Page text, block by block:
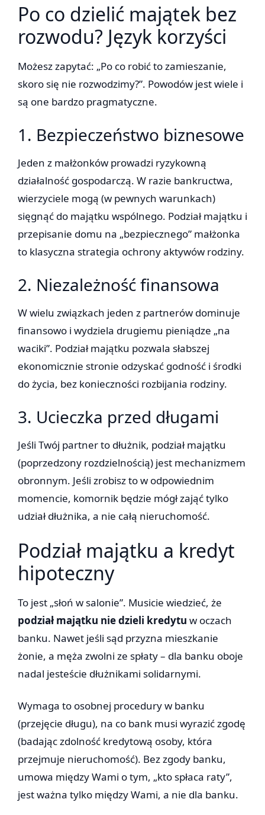
Po co dzielić majątek bez
rozwodu? Język korzyści
Możesz zapytać: „Po co robić to zamieszanie,
skoro się nie rozwodzimy?”. Powodów jest wiele i
są one bardzo pragmatyczne.
1. Bezpieczeństwo biznesowe
Jeden z małżonków prowadzi ryzykowną
działalność gospodarczą. W razie bankructwa,
wierzyciele mogą (w pewnych warunkach)
sięgnąć do majątku wspólnego. Podział majątku i
przepisanie domu na „bezpiecznego” małżonka
to klasyczna strategia ochrony aktywów rodziny.
2. Niezależność finansowa
W wielu związkach jeden z partnerów dominuje
finansowo i wydziela drugiemu pieniądze „na
waciki”. Podział majątku pozwala słabszej
ekonomicznie stronie odzyskać godność i środki
do życia, bez konieczności rozbijania rodziny.
3. Ucieczka przed długami
Jeśli Twój partner to dłużnik, podział majątku
(poprzedzony rozdzielnością) jest mechanizmem
obronnym. Jeśli zrobisz to w odpowiednim
momencie, komornik będzie mógł zająć tylko
udział dłużnika, a nie całą nieruchomość.
Podział majątku a kredyt
hipoteczny
To jest „słoń w salonie”. Musicie wiedzieć, że
podział majątku nie dzieli kredytu w oczach
banku. Nawet jeśli sąd przyzna mieszkanie
żonie, a męża zwolni ze spłaty – dla banku oboje
nadal jesteście dłużnikami solidarnymi.
Wymaga to osobnej procedury w banku
(przejęcie długu), na co bank musi wyrazić zgodę
(badając zdolność kredytową osoby, która
przejmuje nieruchomość). Bez zgody banku,
umowa między Wami o tym, „kto spłaca raty”,
jest ważna tylko między Wami, a nie dla banku.